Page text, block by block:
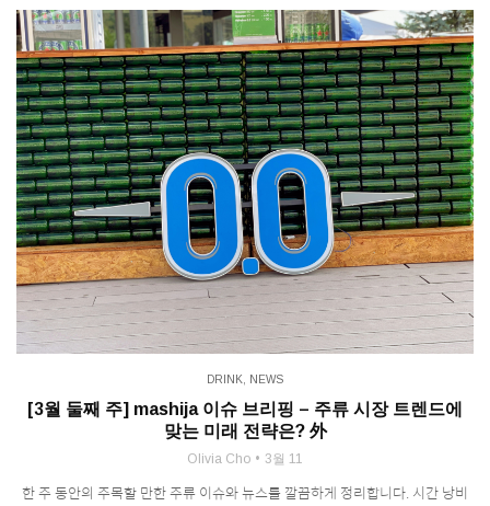
DRINK NEWS
[3월 둘째 주] mashija 이슈 브리핑 – 주류 시장 트렌드에
맞는 미래 전략은? 外
Olivia Cho 3월 11
한 주 동안의 주목할 만한 주류 이슈와 뉴스를 깔끔하게 정리합니다. 시간 낭비